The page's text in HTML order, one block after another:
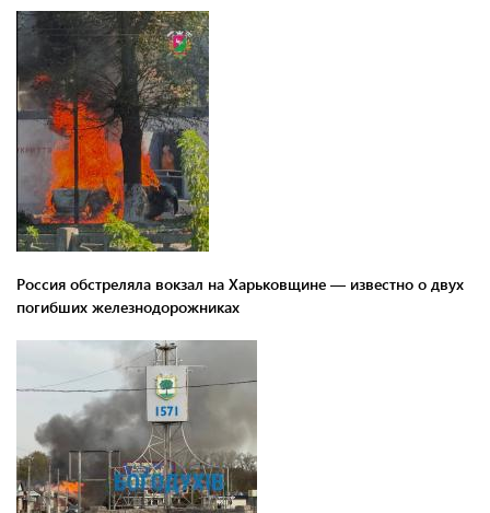
Россия обстреляла вокзал на Харьковщине — известно о двух
погибших железнодорожниках